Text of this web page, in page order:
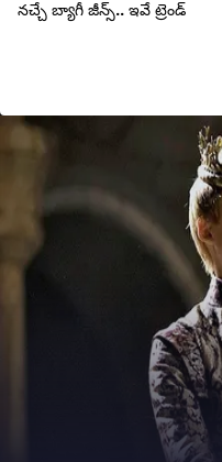
నచ్చే బ్యాగీ జీన్స్.. ఇవే ట్రెండ్